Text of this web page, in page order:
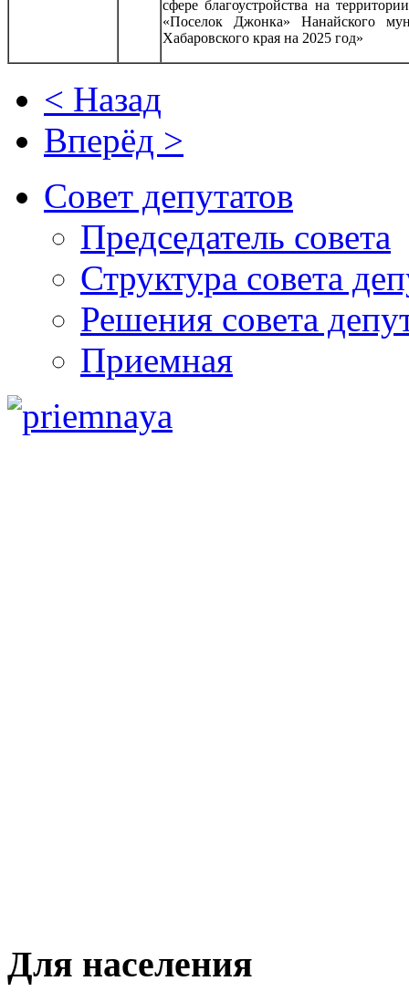
сфере благоустройства на
«Поселок Джонка» Нанайского
Хабаровского края на 2025 год»
< Назад
Вперёд >
Совет депутатов
Председатель совета
Структура совета
Решения совета
Приемная
Для населения